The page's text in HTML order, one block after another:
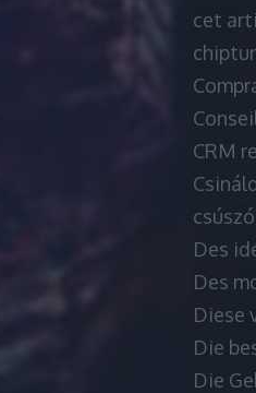
cet
CRM
Des
Des
Diese
Die
Die